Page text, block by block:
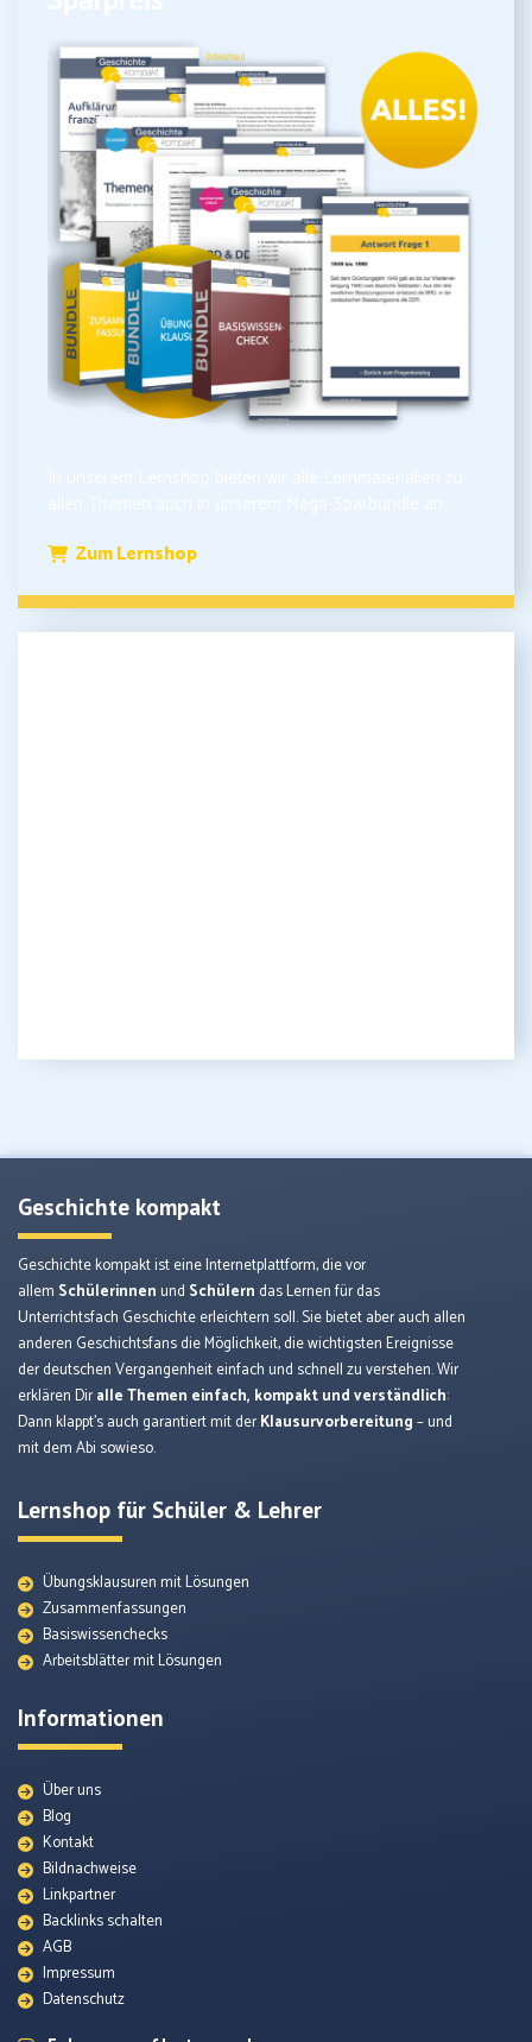
Zum Lernshop
Lexikon
Themenunterseiten
Geschichte kompakt
Geschichte kompakt ist eine Internetplattform, die vor
allem Schülerinnen und Schülern das Lernen für das
Unterrichtsfach Geschichte erleichtern soll. Sie bietet aber auch allen
anderen Geschichtsfans die Möglichkeit, die wichtigsten Ereignisse
der deutschen Vergangenheit einfach und schnell zu verstehen. Wir
erklären Diralle Themen einfach, kompakt und verständlich:
Dann klappt’s auch garantiert mit derKlausurvorbereitung– und
mit dem Abi sowieso.
Lernshop für Schüler & Lehrer
Übungsklausuren mit Lösungen
Zusammenfassungen
Basiswissenchecks
Arbeitsblätter mit Lösungen
Informationen
Über uns
Blog
Kontakt
Bildnachweise
Linkpartner
Backlinks schalten
AGB
Impressum
Datenschutz